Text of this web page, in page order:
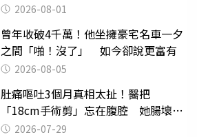
2026-08-01
曾年收破4千萬！他坐擁豪宅名車一夕
之間「啪！沒了」 如今卻說更富有
2026-08-05
肚痛嘔吐3個月真相太扯！醫把
「18cm手術剪」忘在腹腔 她腸壞死
險喪命
2026-07-29